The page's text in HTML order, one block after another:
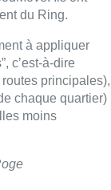
du Ring.
à appliquer
c’est-à-dire
principales),
chaque quartier)
moins